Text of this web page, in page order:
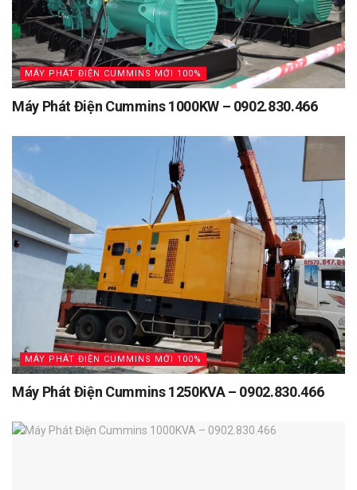
MÁY PHÁT ĐIỆN CUMMINS MỚI 100%
Máy Phát Điện Cummins 1000KW – 0902.830.466
MÁY PHÁT ĐIỆN CUMMINS MỚI 100%
Máy Phát Điện Cummins 1250KVA – 0902.830.466